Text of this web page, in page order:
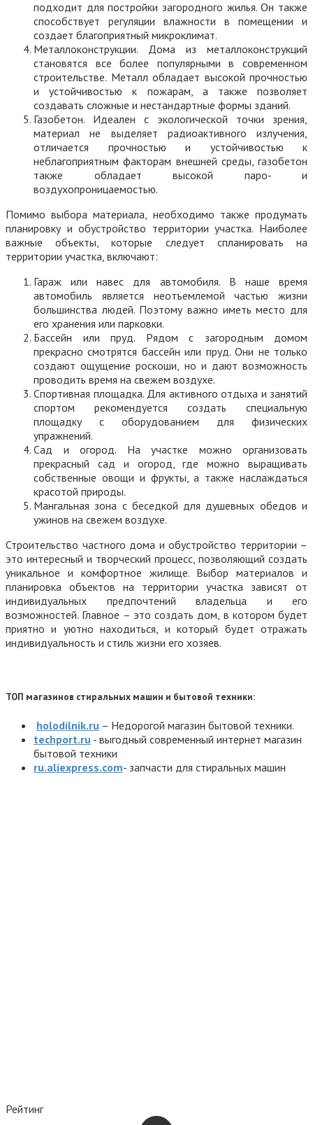
подходит для постройки загородного жилья. Он также
способствует регуляции влажности в помещении и
создает благоприятный микроклимат.
Металлоконструкции. Дома из металлоконструкций
становятся все более популярными в современном
строительстве. Металл обладает высокой прочностью
и устойчивостью к пожарам, а также позволяет
создавать сложные и нестандартные формы зданий.
Газобетон. Идеален с экологической точки зрения,
материал не выделяет радиоактивного излучения,
отличается прочностью и устойчивостью к
неблагоприятным факторам внешней среды, газобетон
также обладает высокой паро- и
воздухопроницаемостью.
Помимо выбора материала, необходимо также продумать
планировку и обустройство территории участка. Наиболее
важные объекты, которые следует спланировать на
территории участка, включают:
Гараж или навес для автомобиля. В наше время
автомобиль является неотъемлемой частью жизни
большинства людей. Поэтому важно иметь место для
его хранения или парковки.
Бассейн или пруд. Рядом с загородным домом
прекрасно смотрятся бассейн или пруд. Они не только
создают ощущение роскоши, но и дают возможность
проводить время на свежем воздухе.
Спортивная площадка. Для активного отдыха и занятий
спортом рекомендуется создать специальную
площадку с оборудованием для физических
упражнений.
Сад и огород. На участке можно организовать
прекрасный сад и огород, где можно выращивать
собственные овощи и фрукты, а также наслаждаться
красотой природы.
Мангальная зона с беседкой для душевных обедов и
ужинов на свежем воздухе.
Строительство частного дома и обустройство территории –
это интересный и творческий процесс, позволяющий создать
уникальное и комфортное жилище. Выбор материалов и
планировка объектов на территории участка зависят от
индивидуальных предпочтений владельца и его
возможностей. Главное – это создать дом, в котором будет
приятно и уютно находиться, и который будет отражать
индивидуальность и стиль жизни его хозяев.
ТОП магазинов стиральных машин и бытовой техники:
holodilnik.ru – Недорогой магазин бытовой техники.
techport.ru - выгодный современный интернет магазин
бытовой техники
ru.aliexpress.com- запчасти для стиральных машин
Рейтинг